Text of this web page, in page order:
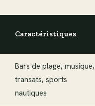
Caractéristiques
Bars de plage, musique,
transats, sports
nautiques